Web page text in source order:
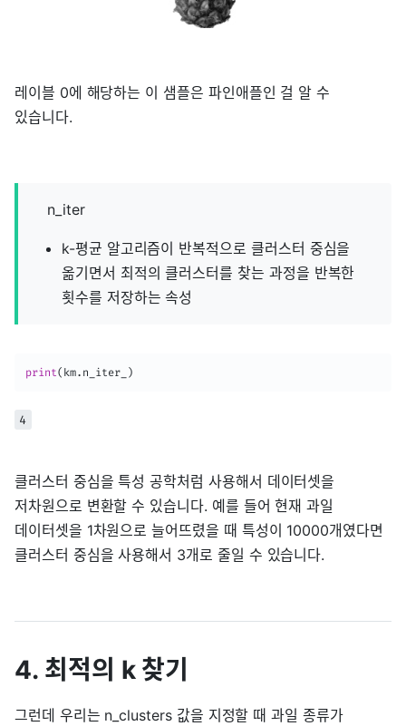
레이블 0에 해당하는 이 샘플은 파인애플인 걸 알 수
있습니다.
n_iter
k-평균 알고리즘이 반복적으로 클러스터 중심을
옮기면서 최적의 클러스터를 찾는 과정을 반복한
횟수를 저장하는 속성
print( km. n_iter_ )
4
클러스터 중심을 특성 공학처럼 사용해서 데이터셋을
저차원으로 변환할 수 있습니다. 예를 들어 현재 과일
데이터셋을 1차원으로 늘어뜨렸을 때 특성이 10000개였다면
클러스터 중심을 사용해서 3개로 줄일 수 있습니다.
4. 최적의 k 찾기
그런데 우리는 n_clusters 값을 지정할 때 과일 종류가